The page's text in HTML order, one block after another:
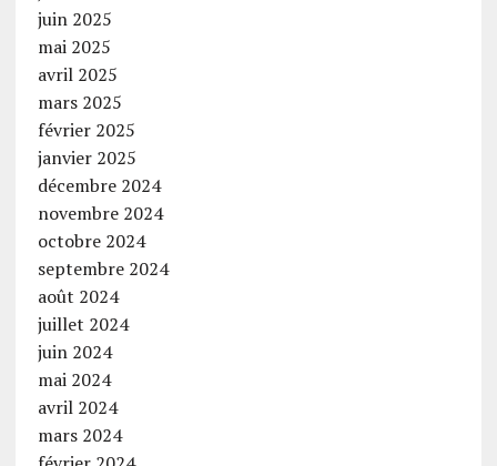
juin 2025
mai 2025
avril 2025
mars 2025
février 2025
janvier 2025
décembre 2024
novembre 2024
octobre 2024
septembre 2024
août 2024
juillet 2024
juin 2024
mai 2024
avril 2024
mars 2024